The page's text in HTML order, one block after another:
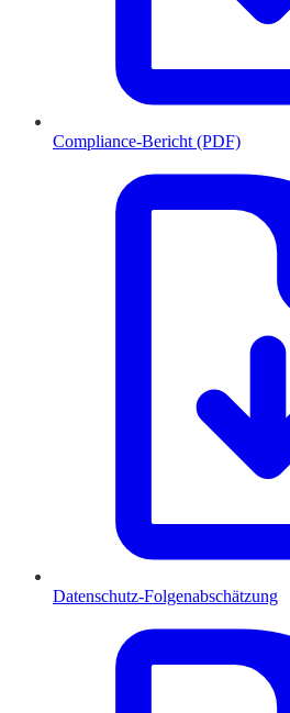
Compliance-Bericht (PDF)
Datenschutz-Folgenabschätzung